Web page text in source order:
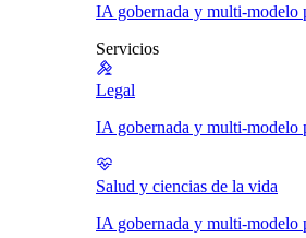
IA gobernada y multi-modelo
Servicios
Legal
IA gobernada y multi-modelo
Salud y ciencias de la vida
IA gobernada y multi-modelo